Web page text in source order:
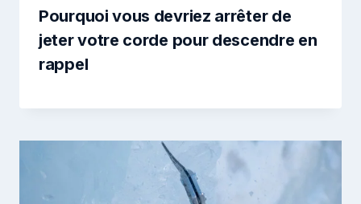
Pourquoi vous devriez arrêter de
jeter votre corde pour descendre en
rappel